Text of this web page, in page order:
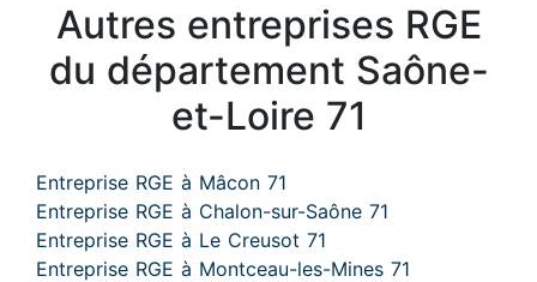
Autres entreprises RGE
du département Saône-
et-Loire 71
Entreprise RGE à Mâcon 71
Entreprise RGE à Chalon-sur-Saône 71
Entreprise RGE à Le Creusot 71
Entreprise RGE à Montceau-les-Mines 71